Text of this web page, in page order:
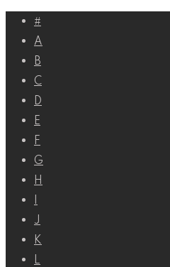
Перейти
контенту
#
A
B
C
D
E
F
G
H
J
K
L